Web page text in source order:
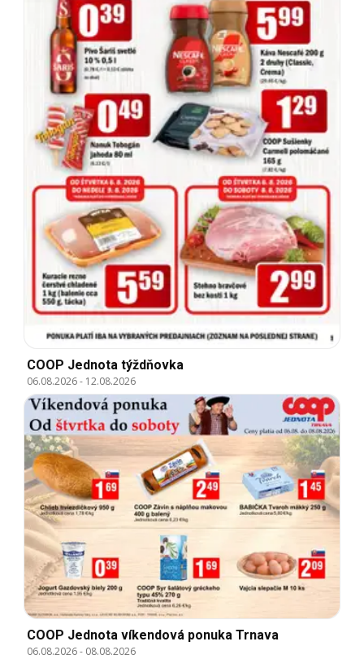
COOP Jednota týždňovka
06.08.2026- 12.08.2026
COOP Jednota víkendová ponuka Trnava
06.08.2026- 08.08.2026